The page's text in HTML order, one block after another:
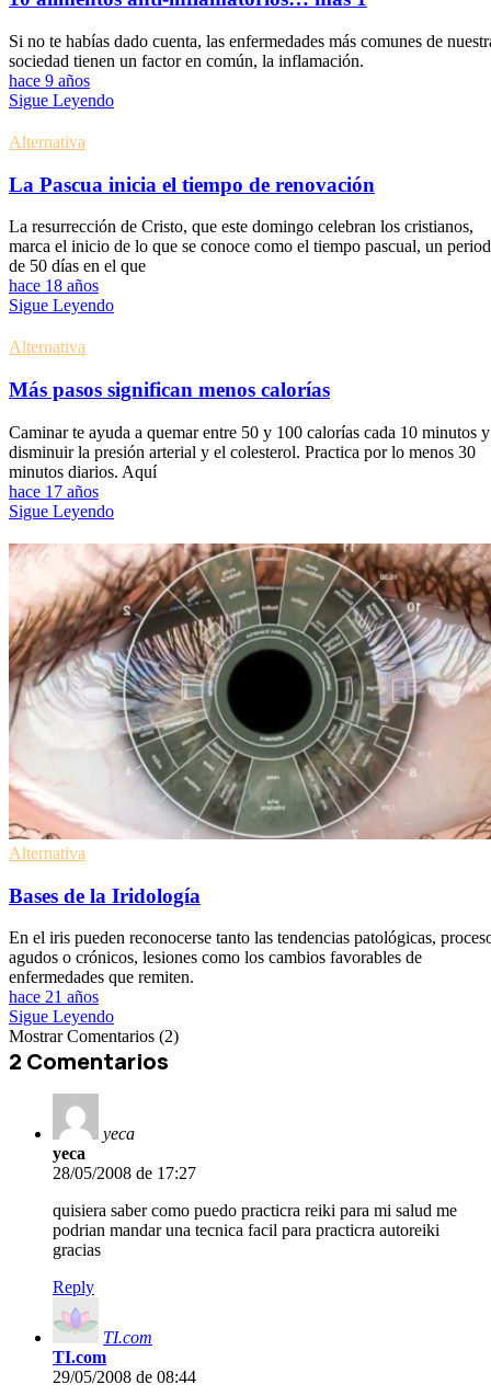
Si no te habías dado cuenta, las enfermedades más comunes de
sociedad tienen un factor en común, la inflamación.
hace 9 años
Sigue Leyendo
Alternativa
La Pascua inicia el tiempo de renovación
La resurrección de Cristo, que este domingo celebran los cristianos,
marca el inicio de lo que se conoce como el tiempo pascual, un
de 50 días en el que
hace 18 años
Sigue Leyendo
Alternativa
Más pasos significan menos calorías
Caminar te ayuda a quemar entre 50 y 100 calorías cada 10 minutos
disminuir la presión arterial y el colesterol. Practica por lo menos 30
minutos diarios. Aquí
hace 17 años
Sigue Leyendo
Alternativa
Bases de la Iridología
En el iris pueden reconocerse tanto las tendencias patológicas,
agudos o crónicos, lesiones como los cambios favorables de
enfermedades que remiten.
hace 21 años
Sigue Leyendo
Mostrar Comentarios (2)
2 Comentarios
yeca
yeca
28/05/2008 de 17:27
quisiera saber como puedo practicra reiki para mi salud me
podrian mandar una tecnica facil para practicra autoreiki
gracias
Reply
TI.com
TI.com
29/05/2008 de 08:44